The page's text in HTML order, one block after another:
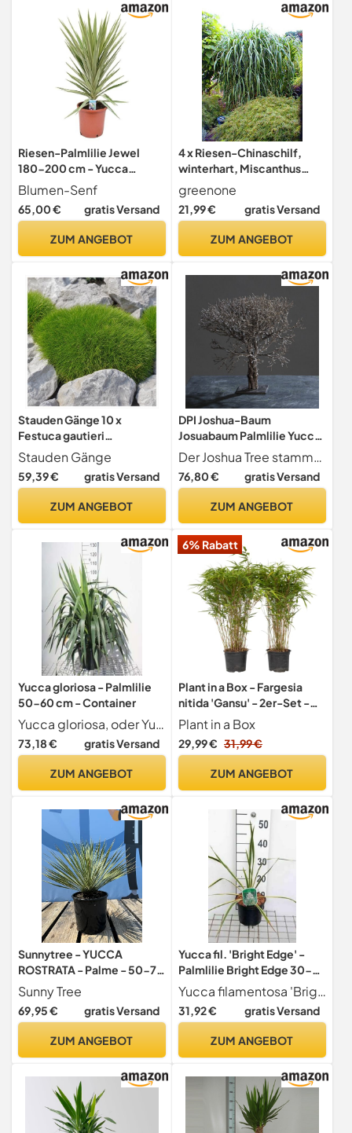
Riesen-Palmlilie Jewel
180-200 cm - Yucca
elephantipes Jewel -
Zimmerpflanze
Blumen-Senf
65,00 € gratis Versand
ZUM ANGEBOT
4 x Riesen-Chinaschilf,
winterhart, Miscanthus
im Topf
greenone
21,99 € gratis Versand
ZUM ANGEBOT
Stauden Gänge 10 x
Festuca gautieri
Bärenfellgras winterhart
Stauden Gänge
59,39 € gratis Versand
ZUM ANGEBOT
DPI Joshua-Baum
Josuabaum Palmlilie Yucca,
35 cm, braun, natural
Der Joshua Tree stammt aus der Familie der Yucca Palmlilien. Dieses Mini-Exemplar wurde aus Ästchen gebunden und wirkt schon fast bonsai-artig in seiner Form. Mit seinem knorrigen "Stamm" und den feinen Zweiglein ist er ein filigranes natürlich-schönes Deko-Objekt, das Ihr Auge lange Zeit erfreuen wird.
76,80 € gratis Versand
ZUM ANGEBOT
Yucca gloriosa - Palmlilie
50-60 cm - Container
Yucca gloriosa, oder Yucca superb auf Franzsisch, ist ein mittelgroer Str
73,18 € gratis Versand
ZUM ANGEBOT
6% Rabatt
Plant in a Box - Fargesia
nitida 'Gansu' - 2er-Set -
dunkelvioletter Bambus -
Topf 17cm - Höhe 50-70cm
- nicht invasiv - Winterhart
Plant in a Box
29,99 € 31,99 €
ZUM ANGEBOT
Sunnytree - YUCCA
ROSTRATA - Palme - 50-70
Zentimeter - Winterhard -
Palmlilie
Sunny Tree
69,95 € gratis Versand
ZUM ANGEBOT
Yucca fil. 'Bright Edge' -
Palmlilie Bright Edge 30-
40 cm - Container
Yucca filamentosa 'Bright Edge' ist eine winterharte, immergrne Pflanze mit
31,92 € gratis Versand
ZUM ANGEBOT